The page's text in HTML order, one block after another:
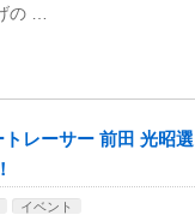
の …
トレーサー 前田 光昭選
イベント